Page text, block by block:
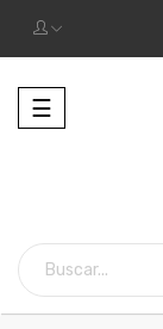
Alternar
la
☰